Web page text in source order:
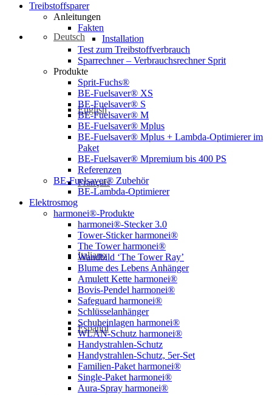
Deutsch
English
Français
Italiano
Español
Treibstoffsparer
Anleitungen
Fakten
Installation
Test zum Treibstoffverbrauch
Sparrechner – Verbrauchsrechner Sprit
Produkte
Sprit-Fuchs®
BE-Fuelsaver® XS
BE-Fuelsaver® S
BE-Fuelsaver® M
BE-Fuelsaver® Mplus
BE-Fuelsaver® Mplus + Lambda-Optimierer im
Paket
BE-Fuelsaver® Mpremium bis 400 PS
Referenzen
BE-Fuelsaver® Zubehör
BE-Lambda-Optimierer
Elektrosmog
harmonei®-Produkte
harmonei®-Stecker 3.0
Tower-Sticker harmonei®
The Tower harmonei®
Wandbild ‘The Tower Ray’
Blume des Lebens Anhänger
Amulett Kette harmonei®
Bovis-Pendel harmonei®
Safeguard harmonei®
Schlüsselanhänger
Schuheinlagen harmonei®
WLAN-Schutz harmonei®
Handystrahlen-Schutz
Handystrahlen-Schutz, 5er-Set
Familien-Paket harmonei®
Single-Paket harmonei®
Aura-Spray harmonei®